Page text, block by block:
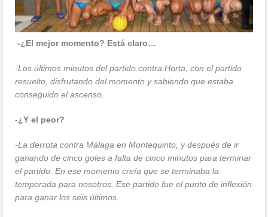
-¿El mejor momento? Está claro…
-Los últimos minutos del partido contra Horta, con el partido
resuelto, disfrutando del momento y sabiendo que estaba
conseguido el ascenso.
-¿Y el peor?
-La derrota contra Málaga en Montequinto, y después de ir
ganando de cinco goles a falta de cinco minutos para terminar
el partido. En ese momento creía que se terminaba la
temporada para nosotros. Ese partido fue el punto de inflexión
para ganar los seis últimos.